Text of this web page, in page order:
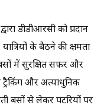
डीडीआरसी को प्रदान
के बैठने की क्षमता
में सुरक्षित सफर और
ट्रैकिंग और अत्याधुनिक
बसों से लेकर पटरियों पर